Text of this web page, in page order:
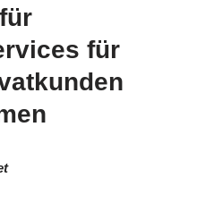
für